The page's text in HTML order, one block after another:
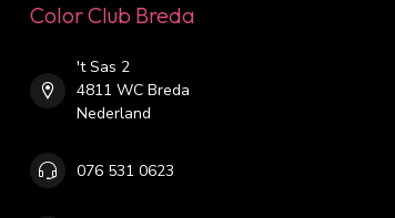
Color Club Breda
't Sas 2
4811 WC Breda
Nederland
076 531 0623